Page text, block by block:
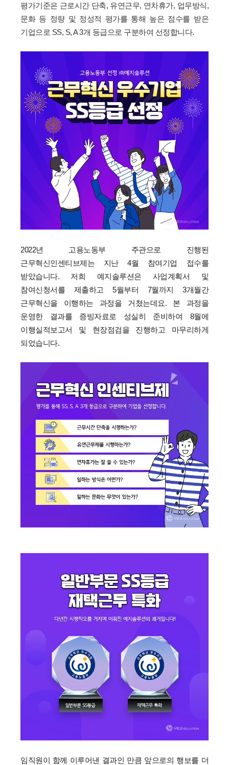
평가기준은 근로시간 단축, 유연근무, 연차휴가, 업무방식,
문화 등 정량 및 정성적 평가를 통해 높은 점수를 받은
기업으로 SS, S, A 3개 등급으로 구분하여 선정합니다.
2022년 고용노동부 주관으로 진행된
근무혁신인센티브제는 지난 4월 참여기업 접수를
받았습니다. 저희 예지솔루션은 사업계획서 및
참여신청서를 제출하고 5월부터 7월까지 3개월간
근무혁신을 이행하는 과정을 거쳤는데요. 본 과정을
운영한 결과를 증빙자료로 성실히 준비하여 8월에
이행실적보고서 및 현장점검을 진행하고 마무리하게
되었습니다.
임직원이 함께 이루어낸 결과인 만큼 앞으로의 행보를 더